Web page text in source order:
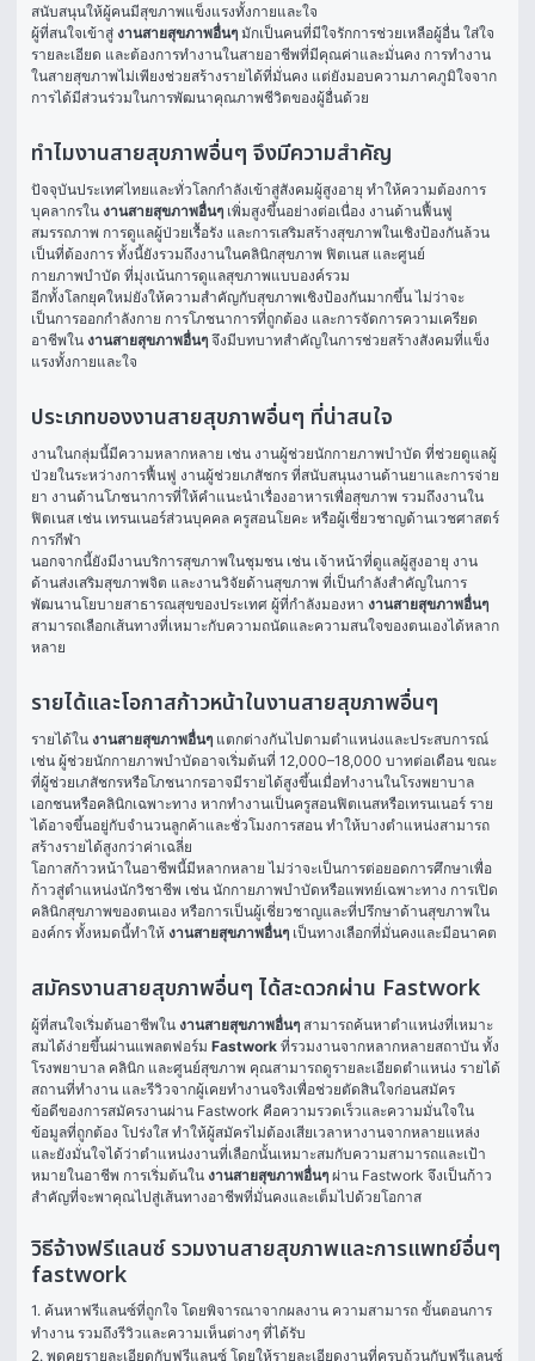
สนับสนุนให้ผู้คนมีสุขภาพแข็งแรงทั้งกายและใจ
ผู้ที่สนใจเข้าสู่ งานสายสุขภาพอื่นๆ มักเป็นคนที่มีใจรักการช่วยเหลือผู้อื่น ใส่ใจ
รายละเอียด และต้องการทำงานในสายอาชีพที่มีคุณค่าและมั่นคง การทำงาน
ในสายสุขภาพไม่เพียงช่วยสร้างรายได้ที่มั่นคง แต่ยังมอบความภาคภูมิใจจาก
การได้มีส่วนร่วมในการพัฒนาคุณภาพชีวิตของผู้อื่นด้วย
ทำไมงานสายสุขภาพอื่นๆ จึงมีความสำคัญ
ปัจจุบันประเทศไทยและทั่วโลกกำลังเข้าสู่สังคมผู้สูงอายุ ทำให้ความต้องการ
บุคลากรใน งานสายสุขภาพอื่นๆ เพิ่มสูงขึ้นอย่างต่อเนื่อง งานด้านฟื้นฟู
สมรรถภาพ การดูแลผู้ป่วยเรื้อรัง และการเสริมสร้างสุขภาพในเชิงป้องกันล้วน
เป็นที่ต้องการ ทั้งนี้ยังรวมถึงงานในคลินิกสุขภาพ ฟิตเนส และศูนย์
กายภาพบำบัด ที่มุ่งเน้นการดูแลสุขภาพแบบองค์รวม
อีกทั้งโลกยุคใหม่ยังให้ความสำคัญกับสุขภาพเชิงป้องกันมากขึ้น ไม่ว่าจะ
เป็นการออกกำลังกาย การโภชนาการที่ถูกต้อง และการจัดการความเครียด
อาชีพใน งานสายสุขภาพอื่นๆ จึงมีบทบาทสำคัญในการช่วยสร้างสังคมที่แข็ง
แรงทั้งกายและใจ
ประเภทของงานสายสุขภาพอื่นๆ ที่น่าสนใจ
งานในกลุ่มนี้มีความหลากหลาย เช่น งานผู้ช่วยนักกายภาพบำบัด ที่ช่วยดูแลผู้
ป่วยในระหว่างการฟื้นฟู งานผู้ช่วยเภสัชกร ที่สนับสนุนงานด้านยาและการจ่าย
ยา งานด้านโภชนาการที่ให้คำแนะนำเรื่องอาหารเพื่อสุขภาพ รวมถึงงานใน
ฟิตเนส เช่น เทรนเนอร์ส่วนบุคคล ครูสอนโยคะ หรือผู้เชี่ยวชาญด้านเวชศาสตร์
การกีฬา
นอกจากนี้ยังมีงานบริการสุขภาพในชุมชน เช่น เจ้าหน้าที่ดูแลผู้สูงอายุ งาน
ด้านส่งเสริมสุขภาพจิต และงานวิจัยด้านสุขภาพ ที่เป็นกำลังสำคัญในการ
พัฒนานโยบายสาธารณสุขของประเทศ ผู้ที่กำลังมองหา งานสายสุขภาพอื่นๆ
สามารถเลือกเส้นทางที่เหมาะกับความถนัดและความสนใจของตนเองได้หลาก
หลาย
รายได้และโอกาสก้าวหน้าในงานสายสุขภาพอื่นๆ
รายได้ใน งานสายสุขภาพอื่นๆ แตกต่างกันไปตามตำแหน่งและประสบการณ์
เช่น ผู้ช่วยนักกายภาพบำบัดอาจเริ่มต้นที่ 12,000–18,000 บาทต่อเดือน ขณะ
ที่ผู้ช่วยเภสัชกรหรือโภชนากรอาจมีรายได้สูงขึ้นเมื่อทำงานในโรงพยาบาล
เอกชนหรือคลินิกเฉพาะทาง หากทำงานเป็นครูสอนฟิตเนสหรือเทรนเนอร์ ราย
ได้อาจขึ้นอยู่กับจำนวนลูกค้าและชั่วโมงการสอน ทำให้บางตำแหน่งสามารถ
สร้างรายได้สูงกว่าค่าเฉลี่ย
โอกาสก้าวหน้าในอาชีพนี้มีหลากหลาย ไม่ว่าจะเป็นการต่อยอดการศึกษาเพื่อ
ก้าวสู่ตำแหน่งนักวิชาชีพ เช่น นักกายภาพบำบัดหรือแพทย์เฉพาะทาง การเปิด
คลินิกสุขภาพของตนเอง หรือการเป็นผู้เชี่ยวชาญและที่ปรึกษาด้านสุขภาพใน
องค์กร ทั้งหมดนี้ทำให้ งานสายสุขภาพอื่นๆ เป็นทางเลือกที่มั่นคงและมีอนาคต
สมัครงานสายสุขภาพอื่นๆ ได้สะดวกผ่าน Fastwork
ผู้ที่สนใจเริ่มต้นอาชีพใน งานสายสุขภาพอื่นๆ สามารถค้นหาตำแหน่งที่เหมาะ
สมได้ง่ายขึ้นผ่านแพลตฟอร์ม Fastwork ที่รวมงานจากหลากหลายสถาบัน ทั้ง
โรงพยาบาล คลินิก และศูนย์สุขภาพ คุณสามารถดูรายละเอียดตำแหน่ง รายได้
สถานที่ทำงาน และรีวิวจากผู้เคยทำงานจริงเพื่อช่วยตัดสินใจก่อนสมัคร
ข้อดีของการสมัครงานผ่าน Fastwork คือความรวดเร็วและความมั่นใจใน
ข้อมูลที่ถูกต้อง โปร่งใส ทำให้ผู้สมัครไม่ต้องเสียเวลาหางานจากหลายแหล่ง
และยังมั่นใจได้ว่าตำแหน่งงานที่เลือกนั้นเหมาะสมกับความสามารถและเป้า
หมายในอาชีพ การเริ่มต้นใน งานสายสุขภาพอื่นๆ ผ่าน Fastwork จึงเป็นก้าว
สำคัญที่จะพาคุณไปสู่เส้นทางอาชีพที่มั่นคงและเต็มไปด้วยโอกาส
วิธีจ้างฟรีแลนซ์ รวมงานสายสุขภาพและการแพทย์อื่นๆ
fastwork
1. ค้นหาฟรีแลนซ์ที่ถูกใจ โดยพิจารณาจากผลงาน ความสามารถ ขั้นตอนการ
ทำงาน รวมถึงรีวิวและความเห็นต่างๆ ที่ได้รับ
2. พูดคุยรายละเอียดกับฟรีแลนซ์ โดยให้รายละเอียดงานที่ครบถ้วนกับฟรีแลนซ์